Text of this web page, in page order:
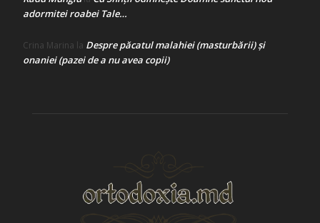
adormitei roabei Tale…
Crina Marina la Despre păcatul malahiei (masturbării) şi
onaniei (pazei de a nu avea copii)